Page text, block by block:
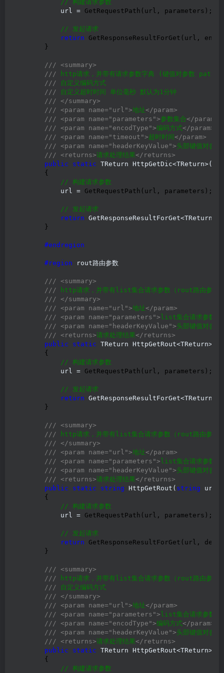
// 构建请求参数
            url =
GetRequestPath(url, parameters);
// 发起请求
return GetResponseResultForGet(url,
        }
///
<summary>
/// http请求，并带有请求参数字典 (键值对参数
/// 自定义编码方式
/// 自定义超时时间 单位毫秒 默认为1分钟
///
</summary>
///
<param name="url">地址</param>
///
<param name="parameters">参数集合</param>
///
<param name="encodType">编码方式</param>
///
<param name="timeout">超时时间 </param>
///
<param name="headerKeyValue">头部键值对参数
///
<returns>请求处理结果</returns>
public
static TReturn HttpGetDic<TReturn>(
        {
// 构建请求参数
            url =
GetRequestPath(url, parameters);
// 发起请求
return GetResponseResultForGet<TReturn>
        }
#endregion
#region rout路由参数
///
<summary>
/// http请求，并带有list集合请求参数（rout路由参数
///
</summary>
///
<param name="url">地址</param>
///
<param name="parameters"> list集合请求参数
///
<param name="headerKeyValue">头部键值对参数
///
<returns>请求处理结果</returns>
public
static TReturn HttpGetRout<TReturn>(
        {
// 构建请求参数
            url =
GetRequestPath(url, parameters);
// 发起请求
return GetResponseResultForGet<TReturn>
        }
///
<summary>
/// http请求，并带有list集合请求参数（rout路由参数
///
</summary>
///
<param name="url">地址</param>
///
<param name="parameters"> list集合请求参数
///
<param name="headerKeyValue">头部键值对参数
///
<returns>请求处理结果</returns>
public
static string HttpGetRout( string url,
        {
// 构建请求参数
            url =
GetRequestPath(url, parameters);
// 发起请求
return GetResponseResultForGet(url,
        }
///
<summary>
/// http请求，并带有list集合请求参数（rout路由参数
/// 自定义编码方式
///
</summary>
///
<param name="url">地址</param>
///
<param name="parameters"> list集合请求参数
///
<param name="encodType">编码方式</param>
///
<param name="headerKeyValue">头部键值对参数
///
<returns>请求处理结果</returns>
public
static TReturn HttpGetRout<TReturn>(
        {
// 构建请求参数